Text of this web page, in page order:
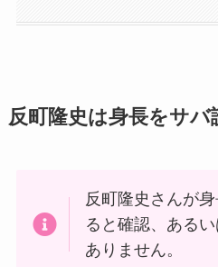
反町隆史は身長をサバ
反町隆史さんが
ると確認、ある
ありません。